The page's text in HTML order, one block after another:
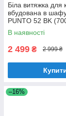
Біла витяжка для
вбудована в
PUNTO 52 BK
шириною 52 см
В наявності
2 499 ₴ 2 999 ₴
–16%